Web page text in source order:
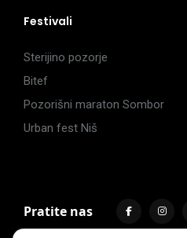
Festivali
Sterijino pozorje
Bitef
Pozorišni maraton Sombor
Urban fest Niš
Pratite nas